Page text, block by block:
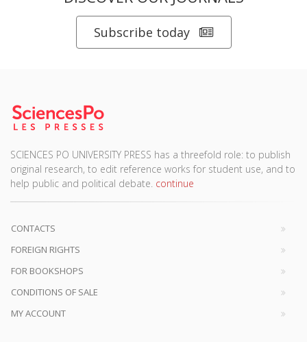
Subscribe today
SCIENCES PO UNIVERSITY PRESS has a threefold role: to publish
original research, to edit reference works for student use, and to
help public and political debate. continue
CONTACTS
FOREIGN RIGHTS
FOR BOOKSHOPS
CONDITIONS OF SALE
MY ACCOUNT